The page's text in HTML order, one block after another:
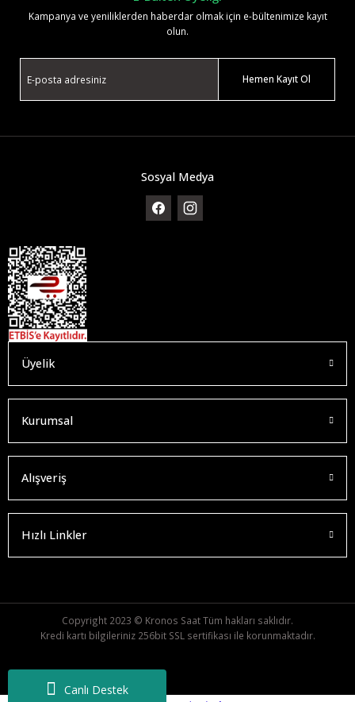
Canlı Destek
Kampanya ve yeniliklerden haberdar olmak için e-bültenimize kayıt
olun.
Hemen Kayıt Ol
Sosyal Medya
Üyelik
Kurumsal
Alışveriş
Hızlı Linkler
Copyright 2023 © Kronos Saat Tüm hakları saklıdır.
Kredi kartı bilgileriniz 256bit SSL sertifikası ile korunmaktadır.